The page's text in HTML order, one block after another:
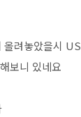
려놓았을시
보니 있네요